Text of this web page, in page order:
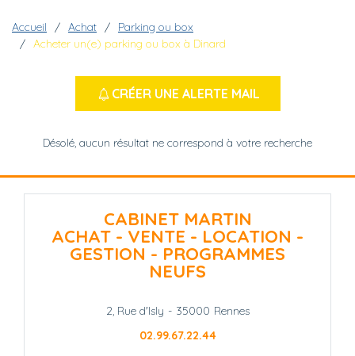
Fil d'Ariane
Accueil Achat
Parking ou box
Acheter un(e) parking ou box à Dinard
CRÉER UNE ALERTE MAIL
Désolé, aucun résultat ne correspond à votre recherche
CABINET MARTIN
ACHAT - VENTE - LOCATION -
GESTION - PROGRAMMES
NEUFS
2, Rue d'Isly - 35000 Rennes
02.99.67.22.44